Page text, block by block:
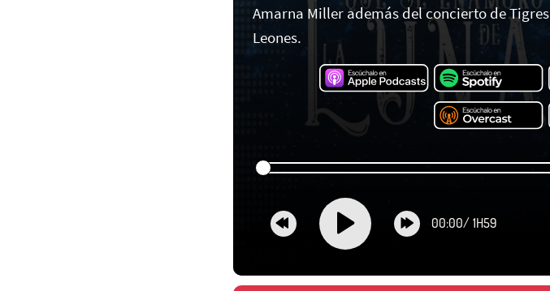
Amarna Miller además del concierto de Tigres
Leones.
00:00/ 1H59